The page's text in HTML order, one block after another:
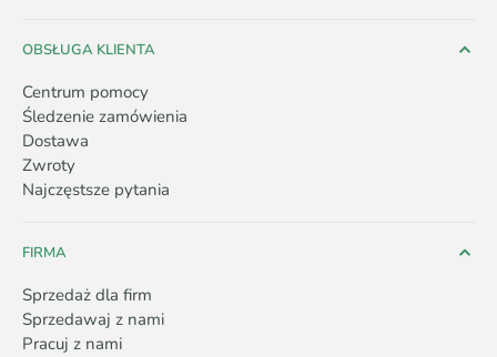
OBSŁUGA KLIENTA
Centrum pomocy
Śledzenie zamówienia
Dostawa
Zwroty
Najczęstsze pytania
FIRMA
Sprzedaż dla firm
Sprzedawaj z nami
Pracuj z nami